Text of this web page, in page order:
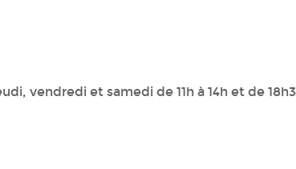
vendredi et samedi de 11h à 14h et de